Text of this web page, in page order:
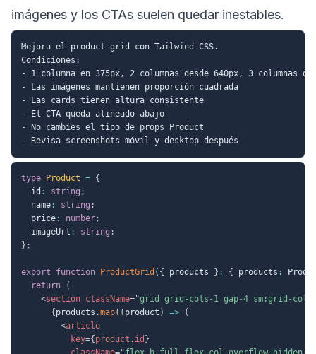
imágenes y los CTAs suelen quedar inestables.
Mejora el product grid con Tailwind CSS.
Condiciones:
- 1 columna en 375px, 2 columnas desde 640px, 3 columnas
- Las imágenes mantienen proporción cuadrada
- Las cards tienen altura consistente
- El CTA queda alineado abajo
- No cambies el tipo de props Product
type Product = {
  id
: string ;
  name
: string ;
  price
: number;
  imageUrl
: string ;
} ;
export function ProductGrid ( { products } : { products :
return
(
<section className="grid grid-cols-1 gap-4 sm:grid-
{ products .map( ( product ) =>
(
<article
key={ product . id }